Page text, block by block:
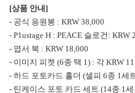
[상품 안내]
- 공식 응원봉 : KRW 38,000
- P1ustage H : PEACE 슬로건: KRW
- 엽서 북 : KRW 18,000
- 이미지 피켓 (6종 택 1) : 각 KRW
- 하드 포토카드 홀더 (셀피 6종 1세
- 틴케이스 포토 카드 세트 (14종 1